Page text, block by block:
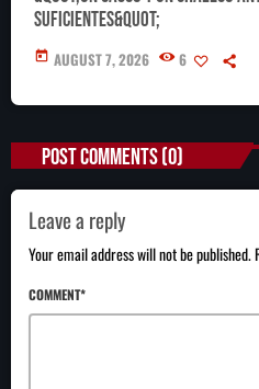
suficientes&quot;
today AUGUST 7, 2026 6
POST COMMENTS (0)
Leave a reply
Your email address will not be
COMMENT*